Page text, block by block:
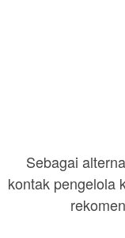
Sebagai
kontak pengelola